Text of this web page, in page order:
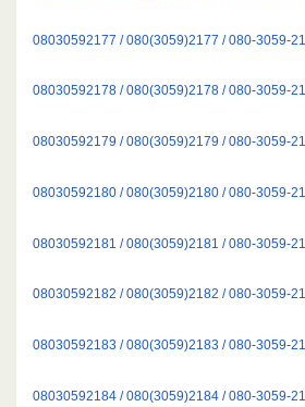
08030592177 / 080(3059)2177 / 080-3059-
08030592178 / 080(3059)2178 / 080-3059-
08030592179 / 080(3059)2179 / 080-3059-
08030592180 / 080(3059)2180 / 080-3059-
08030592181 / 080(3059)2181 / 080-3059-
08030592182 / 080(3059)2182 / 080-3059-
08030592183 / 080(3059)2183 / 080-3059-
08030592184 / 080(3059)2184 / 080-3059-